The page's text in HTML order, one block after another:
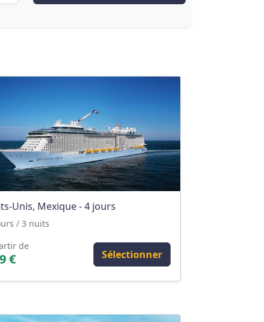
Unis, Mexique - 4 jours
/ 3 nuits
de
€ Sélectionner